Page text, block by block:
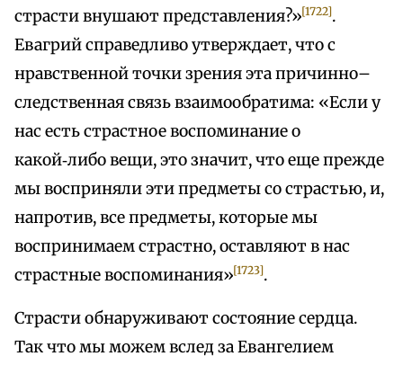
страсти внушают представления?»[1722].
Евагрий справедливо утверждает, что с
нравственной точки зрения эта причинно–
следственная связь взаимообратима: «Если у
нас есть страстное воспоминание о
какой‑либо вещи, это значит, что еще прежде
мы восприняли эти предметы со страстью, и,
напротив, все предметы, которые мы
воспринимаем страстно, оставляют в нас
страстные воспоминания»[1723].
Страсти обнаруживают состояние сердца.
Так что мы можем вслед за Евангелием